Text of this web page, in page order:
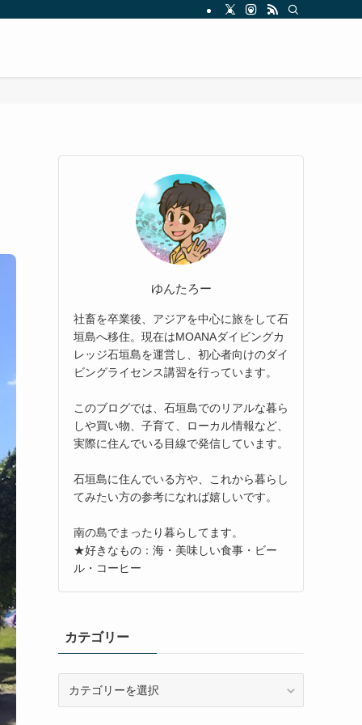
ゆんたろー
社畜を卒業後、アジアを中心に旅をして石
垣島へ移住。現在はMOANAダイビングカ
レッジ石垣島を運営し、初心者向けのダイ
ビングライセンス講習を行っています。
このブログでは、石垣島でのリアルな暮ら
しや買い物、子育て、ローカル情報など、
実際に住んでいる目線で発信しています。
石垣島に住んでいる方や、これから暮らし
てみたい方の参考になれば嬉しいです。
南の島でまったり暮らしてます。
★好きなもの：海・美味しい食事・ビー
ル・コーヒー
カテゴリー